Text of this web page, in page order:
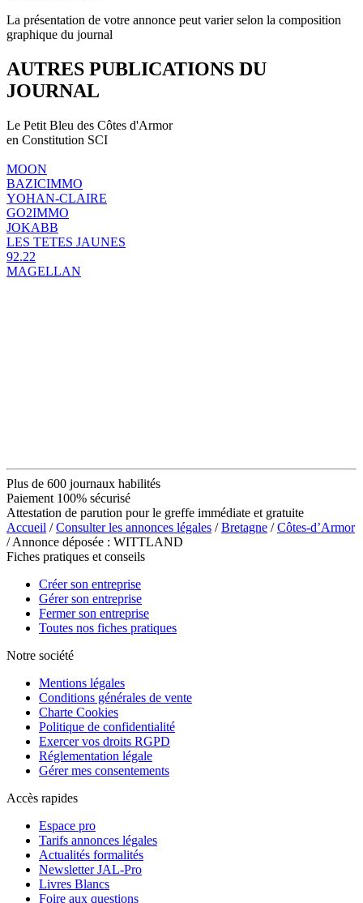
La présentation de votre annonce peut varier selon la composition
graphique du journal
AUTRES PUBLICATIONS DU
JOURNAL
Le Petit Bleu des Côtes d'Armor
en Constitution SCI
MOON
BAZICIMMO
YOHAN-CLAIRE
GO2IMMO
JOKABB
LES TETES JAUNES
92.22
MAGELLAN
Plus de 600 journaux habilités
Paiement 100% sécurisé
Attestation de parution pour le greffe immédiate et gratuite
Accueil /Consulter les annonces légales /Bretagne /Côtes-d’Armor
/ Annonce déposée : WITTLAND
Fiches pratiques et conseils
Créer son entreprise
Gérer son entreprise
Fermer son entreprise
Toutes nos fiches pratiques
Notre société
Mentions légales
Conditions générales de vente
Charte Cookies
Politique de confidentialité
Exercer vos droits RGPD
Réglementation légale
Gérer mes consentements
Accès rapides
Espace pro
Tarifs annonces légales
Actualités formalités
Newsletter JAL-Pro
Livres Blancs
Foire aux questions